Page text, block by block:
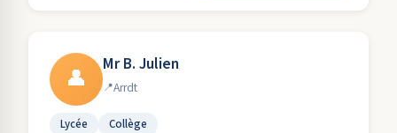
👤 Mr B. Julien
Arrdt
Lycée Collège